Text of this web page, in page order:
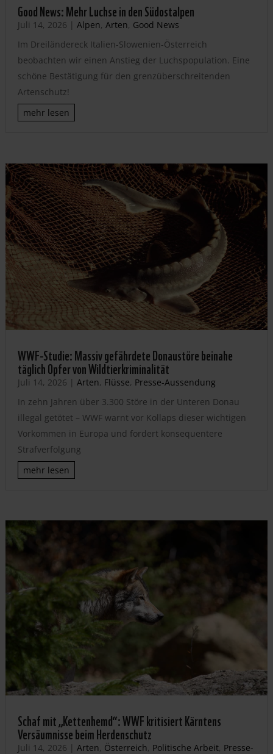
Good News: Mehr Luchse in den Südostalpen
Juli 14, 2026 | Alpen, Arten, Good News
Im Dreiländereck Italien-Slowenien-Österreich
beobachten wir einen Anstieg der Luchspopulation. Eine
schöne Bestätigung für den grenzüberschreitenden
Artenschutz!
mehr lesen
WWF-Studie: Massiv gefährdete Donaustöre beinahe
täglich Opfer von Wildtierkriminalität
Juli 14, 2026 | Arten, Flüsse, Presse-Aussendung
In zehn Jahren über 3.300 Störe in der Unteren Donau
illegal getötet – WWF warnt vor Kollaps dieser wichtigen
Vorkommen in Europa und fordert konsequentere
Strafverfolgung
mehr lesen
Schaf mit „Kettenhemd“: WWF kritisiert Kärntens
Versäumnisse beim Herdenschutz
Juli 14, 2026 | Arten, Österreich, Politische Arbeit, Presse-